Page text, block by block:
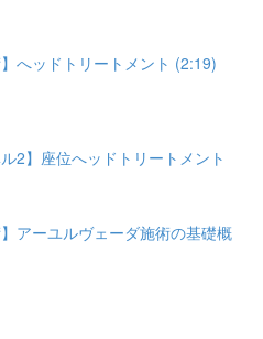
へッドトリートメント (2:19)
2】座位へッドトリートメント
アーユルヴェーダ施術の基礎概